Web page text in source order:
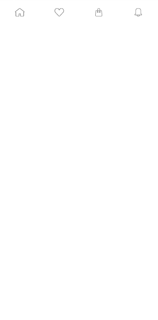
parashop@beautyclose.com.brcom
assunto “Retorno de mercadoria”. Agregue todos